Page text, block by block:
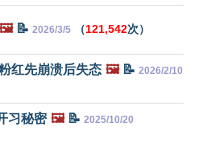
🖼️📝 2026/3/5 （121,542次）
红先崩溃后失态 🖼️📝 2026/2/10
习秘密 🖼️📝 2025/10/20